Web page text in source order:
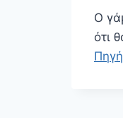
Ο
ότι
Πηγή